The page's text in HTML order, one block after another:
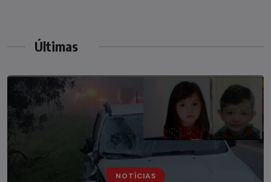
Últimas
NOTÍCIAS